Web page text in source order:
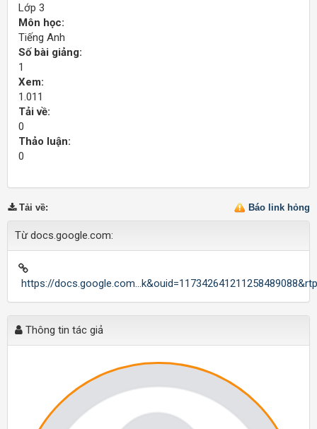
Lớp 3
Môn học:
Tiếng Anh
Số bài giảng:
1
Xem:
1.011
Tải về:
0
Thảo luận:
0
Báo link hỏng
Tải về:
Từ docs.google.com:
https://
Thông tin tác giả